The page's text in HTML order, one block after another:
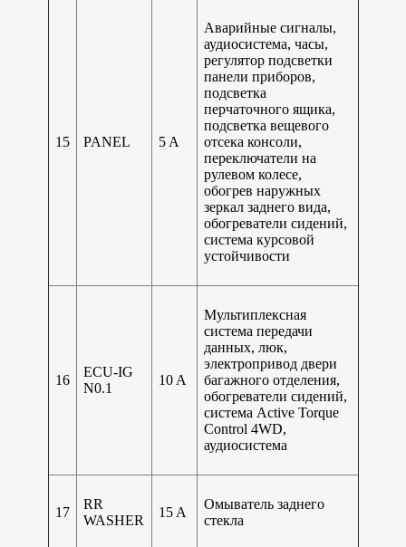
15 PANEL 5 A
Аварийные сигналы,
аудиосистема, часы,
регулятор подсветки
панели приборов,
подсветка
перчаточного ящика,
подсветка вещевого
отсека консоли,
переключатели на
рулевом колесе,
обогрев наружных
зеркал заднего вида,
обогреватели сидений,
система курсовой
устойчивости
16
ECU-IG
N0.1
10 A
Мультиплексная
система передачи
данных, люк,
электропривод двери
багажного отделения,
обогреватели сидений,
система Active Torque
Control 4WD,
аудиосистема
17
RR
WASHER
15 A
Омыватель заднего
стекла